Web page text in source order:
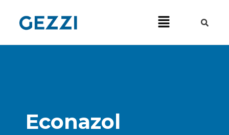
Econazol